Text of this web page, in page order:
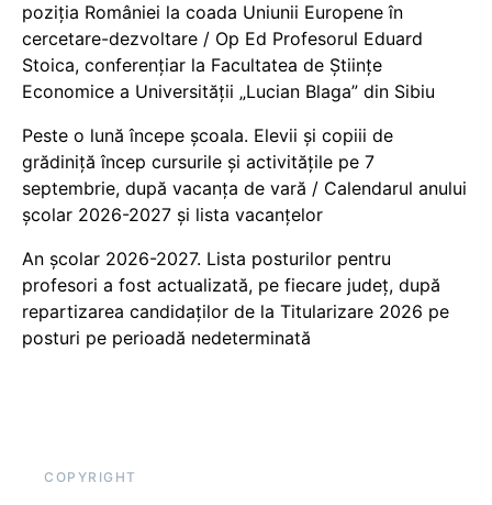
poziția României la coada Uniunii Europene în
cercetare-dezvoltare / Op Ed Profesorul Eduard
Stoica, conferențiar la Facultatea de Științe
Economice a Universității „Lucian Blaga” din Sibiu
Peste o lună începe școala. Elevii și copiii de
grădiniță încep cursurile și activitățile pe 7
septembrie, după vacanța de vară / Calendarul anului
școlar 2026-2027 și lista vacanțelor
An școlar 2026-2027. Lista posturilor pentru
profesori a fost actualizată, pe fiecare județ, după
repartizarea candidaților de la Titularizare 2026 pe
posturi pe perioadă nedeterminată
COPYRIGHT